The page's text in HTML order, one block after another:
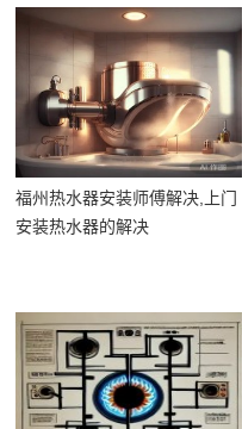
福州热水器安装师傅解决,上门
安装热水器的解决